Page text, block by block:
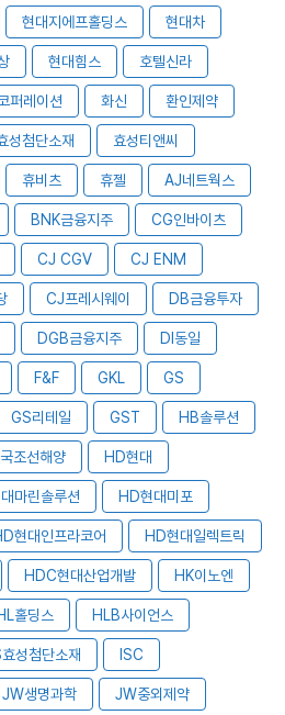
현대지에프홀딩스 현대차
현대힘스 호텔신라
퍼레이션 화신 환인제약
성첨단소재 효성티앤씨
휴비츠 휴젤 AJ네트웍스
BNK금융지주 CG인바이츠
CJ CGV CJ ENM
CJ프레시웨이 DB금융투자
DGB금융지주 DI동일
F&F GKL GS
GS리테일 GST HB솔루션
조선해양 HD현대
마린솔루션 HD현대미포
현대인프라코어 HD현대일렉트릭
HDC현대산업개발 HK이노엔
홀딩스 HLB사이언스
성첨단소재 ISC
JW생명과학 JW중외제약